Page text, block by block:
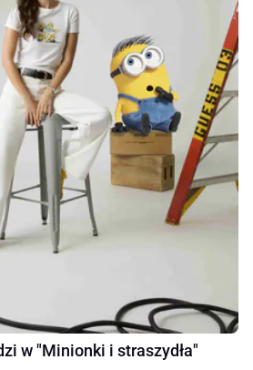
w "Minionki i straszydła"